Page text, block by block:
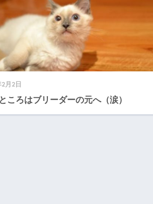
2月2日
ころはブリーダーの元へ（涙）